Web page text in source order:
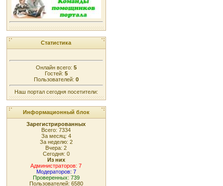
Статистика
Онлайн всего: 5
Гостей: 5
Пользователей: 0
Наш портал сегодня посетители:
Информационный блок
Зарегистрированных
Всего: 7334
За месяц: 4
За неделю: 2
Вчера: 2
Сегодня: 0
Из них
Администраторов: 7
Модераторов: 7
Проверенных: 739
Пользователей: 6580